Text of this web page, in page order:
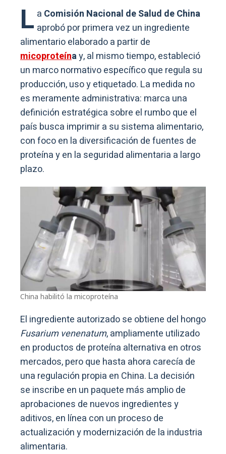
L a Comisión Nacional de Salud de China
aprobó por primera vez un ingrediente
alimentario elaborado a partir de
micoproteínay, al mismo tiempo, estableció
un marco normativo específico que regula su
producción, uso y etiquetado. La medida no
es meramente administrativa: marca una
definición estratégica sobre el rumbo que el
país busca imprimir a su sistema alimentario,
con foco en la diversificación de fuentes de
proteína y en la seguridad alimentaria a largo
plazo.
China habilitó la micoproteína
El ingrediente autorizado se obtiene del hongo
Fusarium venenatum, ampliamente utilizado
en productos de proteína alternativa en otros
mercados, pero que hasta ahora carecía de
una regulación propia en China. La decisión
se inscribe en un paquete más amplio de
aprobaciones de nuevos ingredientes y
aditivos, en línea con un proceso de
actualización y modernización de la industria
alimentaria.